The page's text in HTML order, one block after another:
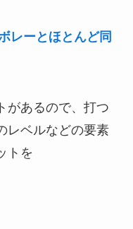
レーとほとんど同
があるので、打つ
レベルなどの要素
トを